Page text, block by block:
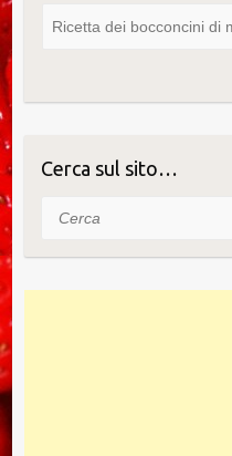
Ricetta dei bocconcini di
Cerca sul sito…
Cerca